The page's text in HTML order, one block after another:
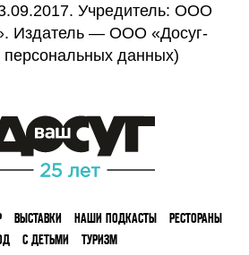
Учредитель: ООО
Издатель — ООО «Досуг-
данных)
ВЫСТАВКИ НАШИ ПОДКАСТЫ
РЕСТОРАНЫ
С ДЕТЬМИ ТУРИЗМ